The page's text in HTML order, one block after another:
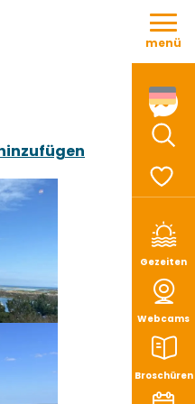
Aller
contenu
Gezeiten
Webcams
Broschüren
menü